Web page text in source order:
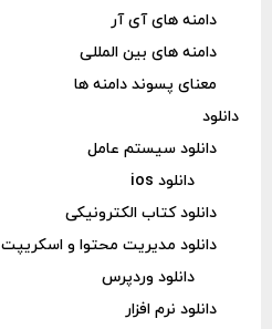
دامنه های آی آر
دامنه های بین المللی
معنای پسوند دامنه ها
دانلود
دانلود سیستم عامل
دانلود ios
دانلود کتاب الکترونیکی
دانلود مدیریت محتوا و اسکریپت
دانلود وردپرس
دانلود نرم افزار